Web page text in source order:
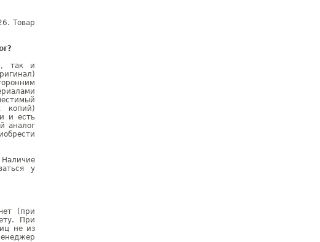
Товар
так и
копий)
и есть
аналог
у
(при
При
не из